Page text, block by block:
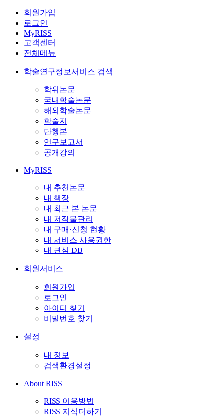
회원가입
로그인
MyRISS
고객센터
전체메뉴
학술연구정보서비스 검색
학위논문
국내학술논문
해외학술논문
학술지
단행본
연구보고서
공개강의
MyRISS
내 추천논문
내 책장
내 최근 본 논문
내 저작물관리
내 구매·신청 현황
내 서비스 사용권한
내 관심 DB
회원서비스
회원가입
로그인
아이디 찾기
비밀번호 찾기
설정
내 정보
검색환경설정
About RISS
RISS 이용방법
RISS 지식더하기